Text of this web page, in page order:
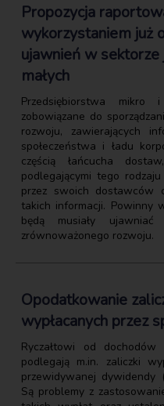
Propozycja
wykorzystaniem już
ujawnień w
małych
Przedsiębiorstwa
zobowiązane do
rozwoju, zawierających
społeczeństwa i ładu
częścią łańcucha
podlegającymi tego
przez swoich dostawców
takich informacji. Powinny
będą musiały
zrównoważonego rozwoju.
Opodatkowanie
wypłacanych przez
Ryczałtowi od
podlegają m.in. zaliczki
przewidywanej dywidendy
Są problemy z